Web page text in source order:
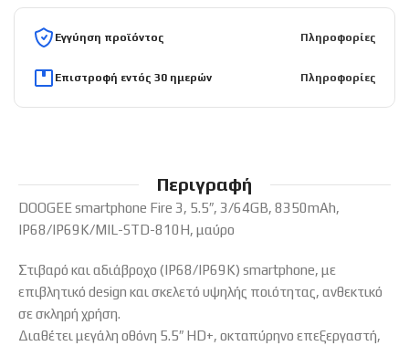
Εγγύηση προϊόντος Πληροφορίες
Επιστροφή εντός 30 ημερών Πληροφορίες
Περιγραφή
DOOGEE smartphone Fire 3, 5.5″, 3/64GB, 8350mAh,
IP68/IP69K/MIL-STD-810H, μαύρο
Στιβαρό και αδιάβροχο (IP68/IP69K) smartphone, με
επιβλητικό design και σκελετό υψηλής ποιότητας, ανθεκτικό
σε σκληρή χρήση.
Διαθέτει μεγάλη οθόνη 5.5″ HD+, οκταπύρηνο επεξεργαστή,